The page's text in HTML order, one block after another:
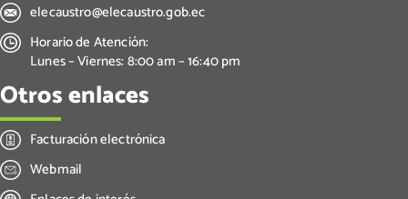
elecaustro@elecaustro.gob.ec
Horario de Atención:
Lunes – Viernes: 8:00 am – 16:40 pm
Otros enlaces
Facturación electrónica
Webmail